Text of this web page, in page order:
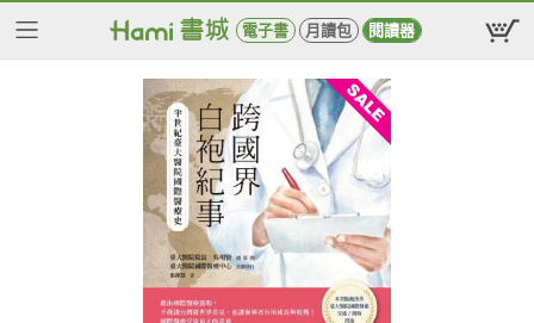
電子書 月讀包 閱讀器